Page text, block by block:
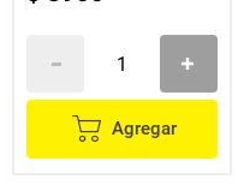
Agregar